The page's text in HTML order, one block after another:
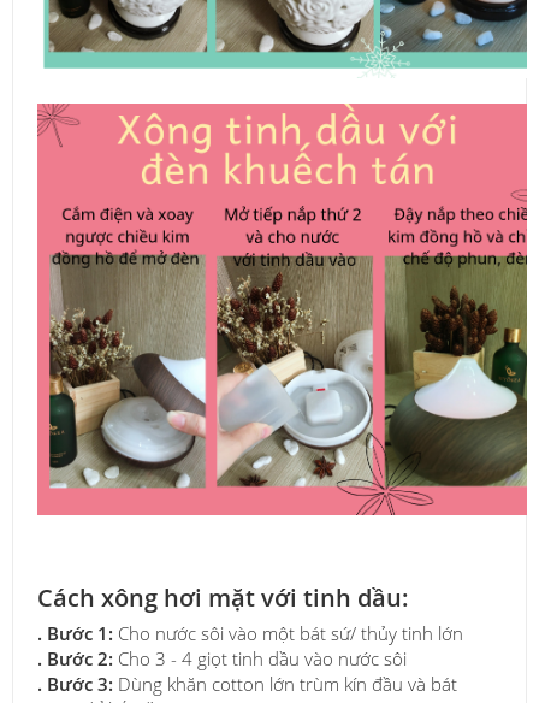
Cách xông hơi mặt với tinh dầu:
. Bước 1: Cho nước sôi vào một bát sứ/ thủy tinh lớn
. Bước 2: Cho 3 - 4 giọt tinh dầu vào nước sôi
. Bước 3: Dùng khăn cotton lớn trùm kín đầu và bát